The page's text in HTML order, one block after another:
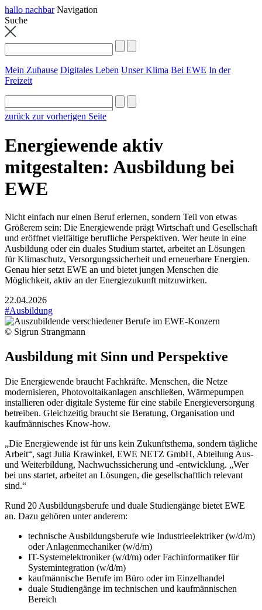
hallo nachbar Navigation
Suche
Mein Zuhause Digitales Leben Unser Klima Bei EWE In der
Freizeit
zurück zur vorherigen Seite
Energiewende aktiv
mitgestalten: Ausbildung bei
EWE
Nicht einfach nur einen Beruf erlernen, sondern Teil von etwas
Größerem sein: Die Energiewende prägt Wirtschaft und Gesellschaft
und eröffnet vielfältige berufliche Perspektiven. Wer heute in eine
Ausbildung oder ein duales Studium startet, arbeitet an Lösungen
für Klimaschutz, Versorgungssicherheit und erneuerbare Energien.
Genau hier setzt EWE an und bietet jungen Menschen die
Möglichkeit, aktiv an der Energiezukunft mitzuwirken.
22.04.2026
#Ausbildung
© Sigrun Strangmann
Ausbildung mit Sinn und Perspektive
Die Energiewende braucht Fachkräfte. Menschen, die Netze
modernisieren, Photovoltaikanlagen anschließen, Wärmepumpen
installieren oder digitale Systeme für eine stabile Energieversorgung
betreiben. Gleichzeitig braucht sie Beratung, Organisation und
kaufmännisches Know-how.
„Die Energiewende ist für uns kein Zukunftsthema, sondern tägliche
Arbeit“, sagt Julia Krawinkel, EWE NETZ GmbH, Abteilung Aus-
und Weiterbildung, Nachwuchssicherung und -entwicklung. „Wer
bei uns startet, arbeitet an Lösungen, die gesellschaftlich relevant
sind.“
Rund 20 Ausbildungsberufe und duale Studiengänge bietet EWE
an. Dazu gehören unter anderem:
technische Ausbildungsberufe wie Industrieelektriker (w/d/m)
oder Anlagenmechaniker (w/d/m)
IT-Systemelektroniker (w/d/m) oder Fachinformatiker für
Systemintegration (w/d/m)
kaufmännische Berufe im Büro oder im Einzelhandel
duale Studiengänge im technischen und kaufmännischen
Bereich